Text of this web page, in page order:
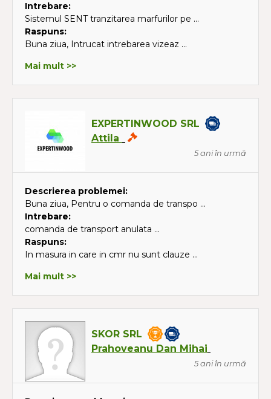
Intrebare:
Sistemul SENT tranzitarea marfurilor pe ...
Raspuns:
Buna ziua, Intrucat intrebarea vizeaz ...
Mai mult >>
EXPERTINWOOD SRL
Attila
5 ani în urmă
Descrierea problemei:
Buna ziua, Pentru o comanda de transpo ...
Intrebare:
comanda de transport anulata ...
Raspuns:
In masura in care in cmr nu sunt clauze ...
Mai mult >>
SKOR SRL
Prahoveanu Dan Mihai
5 ani în urmă